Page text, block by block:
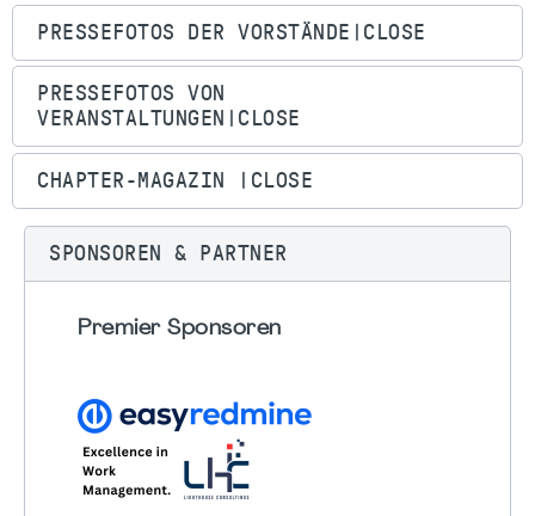
PRESSEFOTOS DER VORSTÄNDE|CLOSE
PRESSEFOTOS VON
VERANSTALTUNGEN|CLOSE
CHAPTER-MAGAZIN |CLOSE
SPONSOREN & PARTNER
Premier Sponsoren